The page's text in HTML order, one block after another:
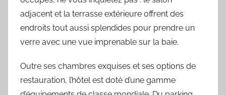
adjacent et la terrasse extérieure offrent des
endroits tout aussi splendides pour prendre un
verre avec une vue imprenable sur la baie.
Outre ses chambres exquises et ses options de
restauration, l’hôtel est doté d’une gamme